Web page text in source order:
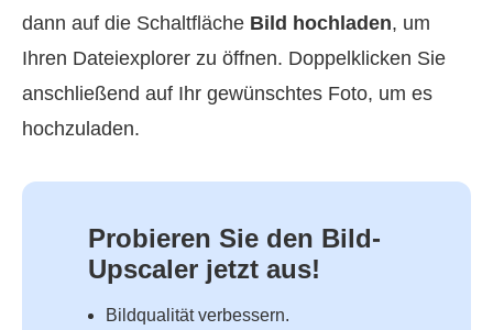
dann auf die Schaltfläche Bild hochladen, um
Ihren Dateiexplorer zu öffnen. Doppelklicken Sie
anschließend auf Ihr gewünschtes Foto, um es
hochzuladen.
Probieren Sie den Bild-
Upscaler jetzt aus!
Bildqualität verbessern.